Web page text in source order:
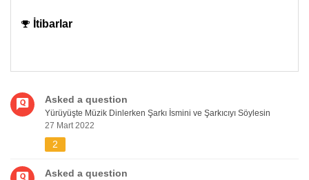
İtibarlar
Asked a question
Yürüyüşte Müzik Dinlerken Şarkı İsmini ve Şarkıcıyı Söylesin
27 Mart 2022
2
Asked a question